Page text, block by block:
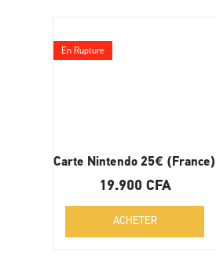
Carte Nintendo 25€ (France)
En Rupture
19.900 CFA
ACHETER